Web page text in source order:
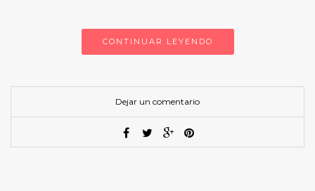
CONTINUAR LEYENDO
Dejar un comentario